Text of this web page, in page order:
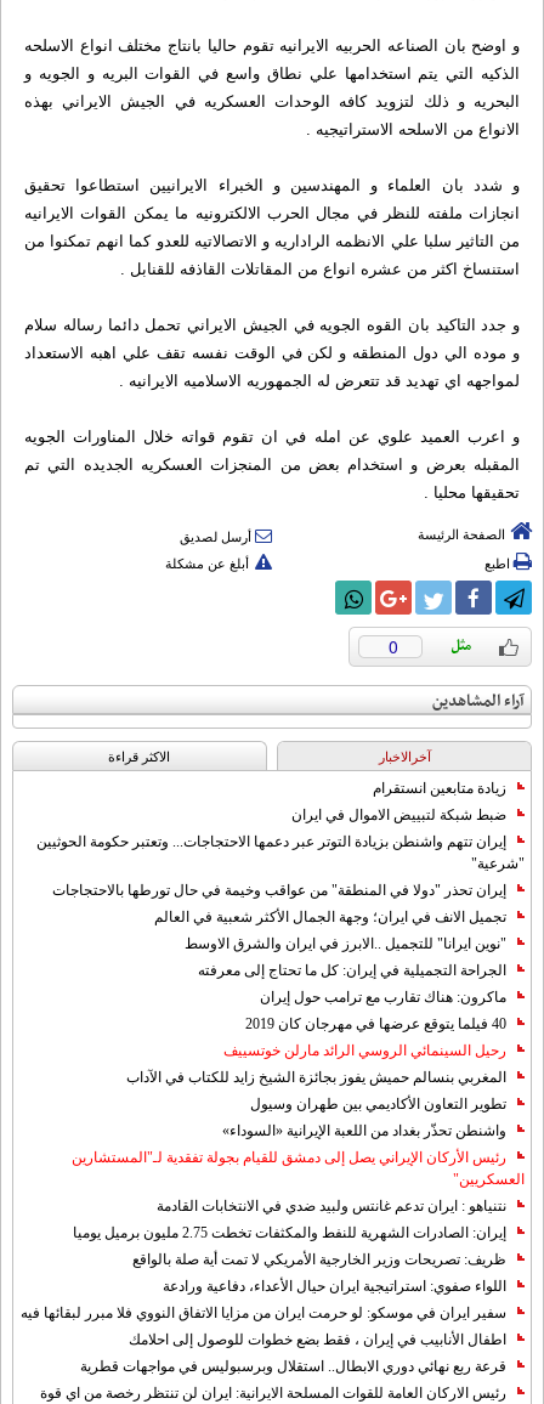
و اوضح بان الصناعه الحربيه الايرانيه تقوم حاليا بانتاج مختلف انواع الاسلحه
الذكيه التي يتم استخدامها علي نطاق واسع في القوات البريه و الجويه و
البحريه و ذلك لتزويد كافه الوحدات العسكريه في الجيش الايراني بهذه
الانواع من الاسلحه الاستراتيجيه .
و شدد بان العلماء و المهندسين و الخبراء الايرانيين استطاعوا تحقيق
انجازات ملفته للنظر في مجال الحرب الالكترونيه ما يمكن القوات الايرانيه
من التاثير سلبا علي الانظمه الراداريه و الاتصالاتيه للعدو كما انهم تمكنوا من
استنساخ اكثر من عشره انواع من المقاتلات القاذفه للقنابل .
و جدد التاكيد بان القوه الجويه في الجيش الايراني تحمل دائما رساله سلام
و موده الي دول المنطقه و لكن في الوقت نفسه تقف علي اهبه الاستعداد
لمواجهه اي تهديد قد تتعرض له الجمهوريه الاسلاميه الايرانيه .
و اعرب العميد علوي عن امله في ان تقوم قواته خلال المناورات الجويه
المقبله بعرض و استخدام بعض من المنجزات العسكريه الجديده التي تم
تحقيقها محليا .
الصفحة الرئيسة
أرسل لصديق
اطبع
أبلغ عن مشكلة
0
آراء المشاهدين
آخرالاخبار الاکثر قراءة
زيادة متابعين انستقرام
ضبط شبكة لتبييض الاموال في ايران
إيران تتهم واشنطن بزيادة التوتر عبر دعمها الاحتجاجات... وتعتبر حكومة الحوثيين
"شرعية"
إيران تحذر "دولا في المنطقة" من عواقب وخيمة في حال تورطها بالاحتجاجات
تجميل الانف في ايران؛ وجهة الجمال الأكثر شعبية في العالم
"نوين ايرانا" للتجميل ..الابرز في ايران والشرق الاوسط
الجراحة التجميلية في إيران: كل ما تحتاج إلى معرفته
ماكرون: هناك تقارب مع ترامب حول إيران
40 فيلما يتوقع عرضها في مهرجان كان 2019
رحيل السينمائي الروسي الرائد مارلن خوتسييف
المغربي بنسالم حميش يفوز بجائزة الشيخ زايد للكتاب في الآداب
تطوير التعاون الأكاديمي بين طهران وسيول
واشنطن تحذّر بغداد من اللعبة الإيرانية «السوداء»
رئيس الأركان الإيراني يصل إلى دمشق للقيام بجولة تفقدية لـ"المستشارين
العسكريين"
نتنياهو : ايران تدعم غانتس ولبيد ضدي في الانتخابات القادمة
إيران: الصادرات الشهریة للنفط والمكثفات تخطت 2.75 مليون برميل يوميا
ظريف: تصريحات وزير الخارجية الأمريكي لا تمت أية صلة بالواقع
اللواء صفوي: استراتيجية ايران حيال الأعداء، دفاعية ورادعة
سفير ايران في موسكو: لو حرمت ايران من مزايا الاتفاق النووي فلا مبرر لبقائها فيه
اطفال الأنابيب في إيران ، فقط بضع خطوات للوصول إلى احلامك
قرعة ربع نهائي دوري الابطال.. استقلال وبرسبوليس في مواجهات قطرية
رئيس الاركان العامة للقوات المسلحة الايرانية: ايران لن تنتظر رخصة من اي قوة